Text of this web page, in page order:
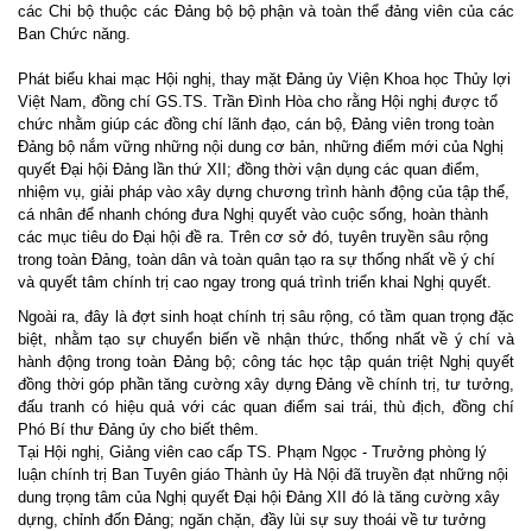
các Chi bộ thuộc các Đảng bộ bộ phận và toàn thể đảng viên của các
Ban Chức năng.
Phát biểu khai mạc Hội nghị, thay mặt Đảng ủy Viện Khoa học Thủy lợi
Việt Nam, đồng chí GS.TS. Trần Đình Hòa cho rằng Hội nghị được tổ
chức nhằm giúp các đồng chí lãnh đạo, cán bộ, Đảng viên trong toàn
Đảng bộ nắm vững những nội dung cơ bản, những điểm mới của Nghị
quyết Đại hội Đảng lần thứ XII; đồng thời vận dụng các quan điểm,
nhiệm vụ, giải pháp vào xây dựng chương trình hành động của tập thể,
cá nhân để nhanh chóng đưa Nghị quyết vào cuộc sống, hoàn thành
các mục tiêu do Đại hội đề ra. Trên cơ sở đó, tuyên truyền sâu rộng
trong toàn Đảng, toàn dân và toàn quân tạo ra sự thống nhất về ý chí
và quyết tâm chính trị cao ngay trong quá trình triển khai Nghị quyết.
Ngoài ra, đây là đợt sinh hoạt chính trị sâu rộng, có tầm quan trọng đặc
biệt, nhằm tạo sự chuyển biến về nhận thức, thống nhất về ý chí và
hành động trong toàn Đảng bộ; công tác học tập quán triệt Nghị quyết
đồng thời góp phần tăng cường xây dựng Đảng về chính trị, tư tưởng,
đấu tranh có hiệu quả với các quan điểm sai trái, thù địch, đồng chí
Phó Bí thư Đảng ủy cho biết thêm.
Tại Hội nghị, Giảng viên cao cấp TS. Phạm Ngọc - Trưởng phòng lý
luận chính trị Ban Tuyên giáo Thành ủy Hà Nội đã truyền đạt những nội
dung trọng tâm của Nghị quyết Đại hội Đảng XII đó là tăng cường xây
dựng, chỉnh đốn Đảng; ngăn chặn, đầy lùi sự suy thoái về tư tưởng